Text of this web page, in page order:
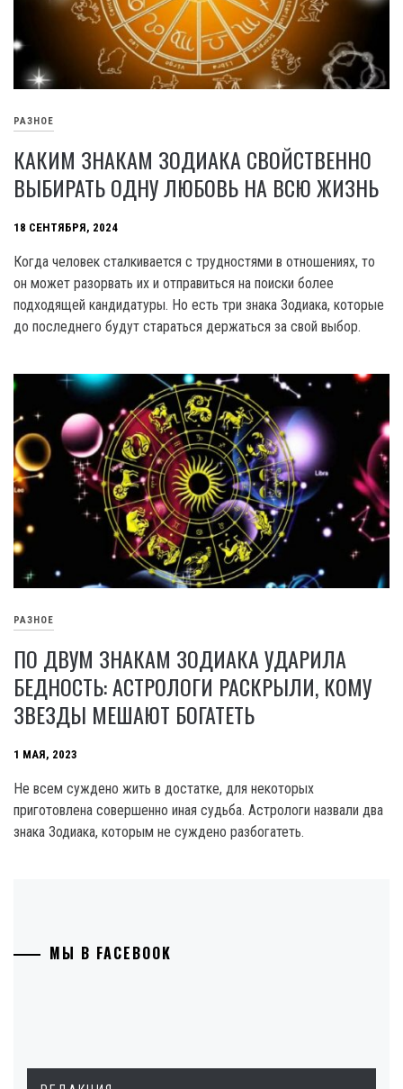
РАЗНОЕ
КАКИМ ЗНАКАМ ЗОДИАКА СВОЙСТВЕННО
ВЫБИРАТЬ ОДНУ ЛЮБОВЬ НА ВСЮ ЖИЗНЬ
18 СЕНТЯБРЯ, 2024
Когда человек сталкивается с трудностями в отношениях, то
он может разорвать их и отправиться на поиски более
подходящей кандидатуры. Но есть три знака Зодиака, которые
до последнего будут стараться держаться за свой выбор.
РАЗНОЕ
ПО ДВУМ ЗНАКАМ ЗОДИАКА УДАРИЛА
БЕДНОСТЬ: АСТРОЛОГИ РАСКРЫЛИ, КОМУ
ЗВЕЗДЫ МЕШАЮТ БОГАТЕТЬ
1 МАЯ, 2023
Не всем суждено жить в достатке, для некоторых
приготовлена совершенно иная судьба. Астрологи назвали два
знака Зодиака, которым не суждено разбогатеть.
МЫ В FACEBOOK